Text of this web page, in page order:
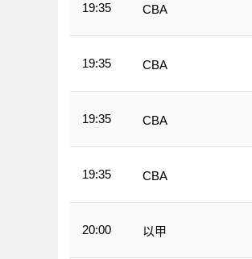
19:35 CBA
19:35 CBA
19:35 CBA
19:35 CBA
20:00 以甲